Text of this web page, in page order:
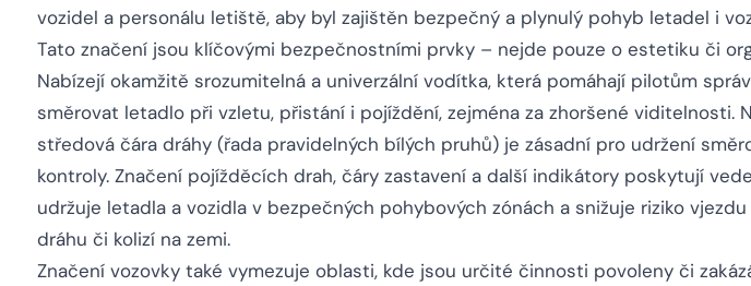
vozidel a personálu letiště, aby byl zajištěn bezpečný a plynulý pohyb letadel i
Tato značení jsou klíčovými bezpečnostními prvky – nejde pouze o estetiku či
Nabízejí okamžitě srozumitelná a univerzální vodítka, která pomáhají pilotům
směrovat letadlo při vzletu, přistání i pojíždění, zejména za zhoršené viditelnosti.
středová čára dráhy (řada pravidelných bílých pruhů) je zásadní pro udržení
kontroly. Značení pojížděcích drah, čáry zastavení a další indikátory poskytují
udržuje letadla a vozidla v bezpečných pohybových zónách a snižuje riziko vjezdu
dráhu či kolizí na zemi.
Značení vozovky také vymezuje oblasti, kde jsou určité činnosti povoleny či